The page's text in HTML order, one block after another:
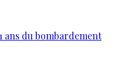
ans du bombardement